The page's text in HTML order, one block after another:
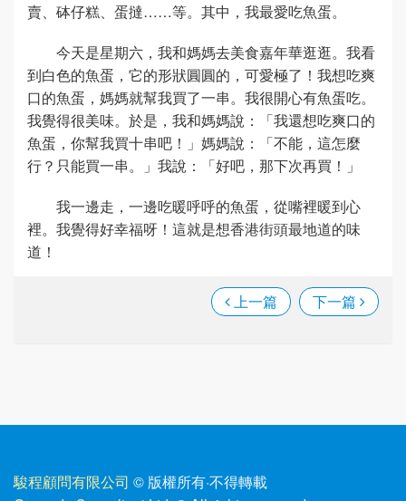
賣、砵仔糕、蛋撻……等。其中，我最愛吃魚蛋。
今天是星期六，我和媽媽去美食嘉年華逛逛。我看
到白色的魚蛋，它的形狀圓圓的，可愛極了！我想吃爽
口的魚蛋，媽媽就幫我買了一串。我很開心有魚蛋吃。
我覺得很美味。於是，我和媽媽說：「我還想吃爽口的
魚蛋，你幫我買十串吧！」媽媽說：「不能，這怎麼
行？只能買一串。」我說：「好吧，那下次再買！」
我一邊走，一邊吃暖呼呼的魚蛋，從嘴裡暖到心
裡。我覺得好幸福呀！這就是想香港街頭最地道的味
道！
上一篇 下一篇
駿程顧問有限公司 © 版權所有·不得轉載